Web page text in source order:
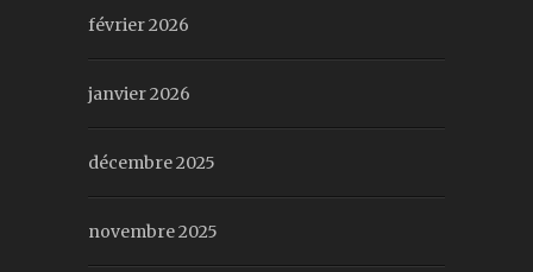
février 2026
janvier 2026
décembre 2025
novembre 2025